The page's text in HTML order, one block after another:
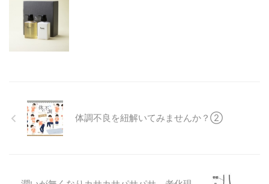
体調不良を紐解いてみませんか？②